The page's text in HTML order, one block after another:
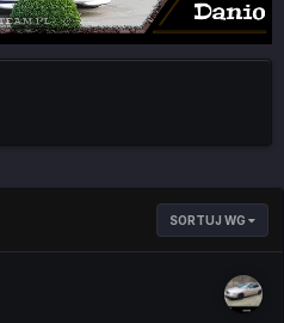
SORTUJ WG